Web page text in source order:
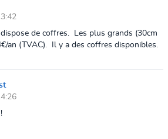
de coffres.
Les plus grands (30cm
an (TVAC). Il y a des coffres disponibles.